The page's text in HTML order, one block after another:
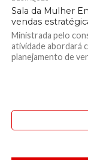
Sala da Mulher
vendas
Ministrada pelo
atividade abordará
planejamento de